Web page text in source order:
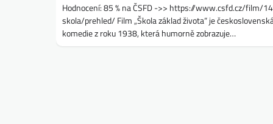
Hodnocení: 85 % na ČSFD ->> https://www.csfd.cz/film/
skola/prehled/ Film „Škola základ života“ je
komedie z roku 1938, která humorně zobrazuje…